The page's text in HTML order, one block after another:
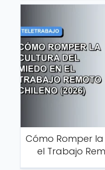
Cómo Romper
el Trabajo